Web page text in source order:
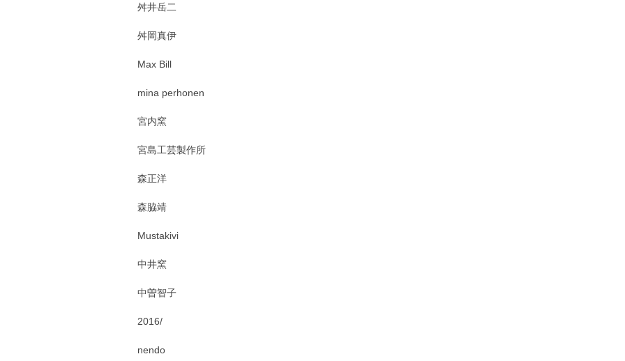
舛井岳二
舛岡真伊
Max Bill
mina perhonen
宮内窯
宮島工芸製作所
森正洋
森脇靖
Mustakivi
中井窯
中曽智子
2016/
nendo